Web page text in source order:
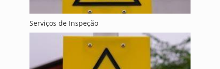
Serviços de Inspeção